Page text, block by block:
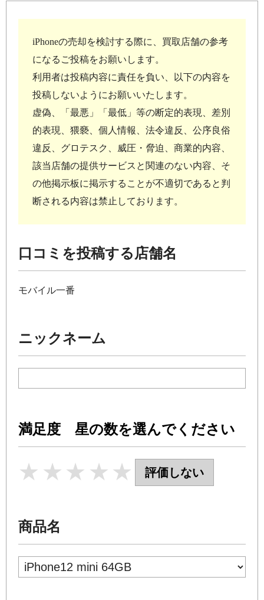
iPhoneの売却を検討する際に、買取店舗の参考
になるご投稿をお願いします。
利用者は投稿内容に責任を負い、以下の内容を
投稿しないようにお願いいたします。
虚偽、「最悪」「最低」等の断定的表現、差別
的表現、猥褻、個人情報、法令違反、公序良俗
違反、グロテスク、威圧・脅迫、商業的内容、
該当店舗の提供サービスと関連のない内容、そ
の他掲示板に掲示することが不適切であると判
断される内容は禁止しております。
口コミを投稿する店舗名
モバイル一番
ニックネーム
満足度 星の数を選んでください
5 stars
4 stars
3 stars
2 stars
1 star 評価しない
商品名